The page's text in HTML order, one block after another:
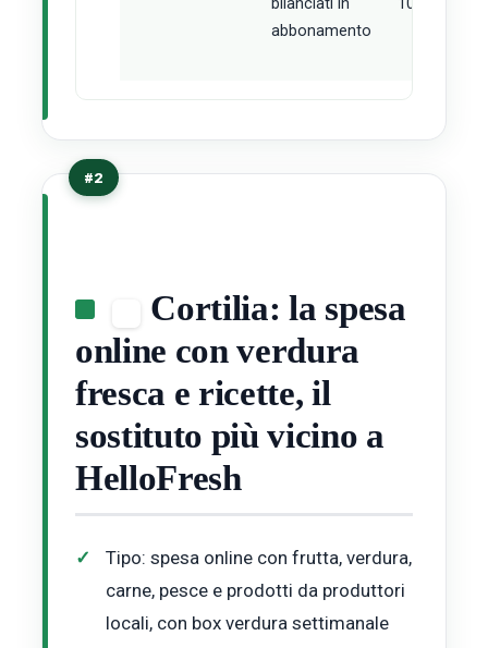
abbonamento
#2
Cortilia: la spesa
online con verdura
fresca e ricette, il
sostituto più vicino a
HelloFresh
Tipo: spesa online con frutta, verdura,
carne, pesce e prodotti da produttori
locali, con box verdura settimanale